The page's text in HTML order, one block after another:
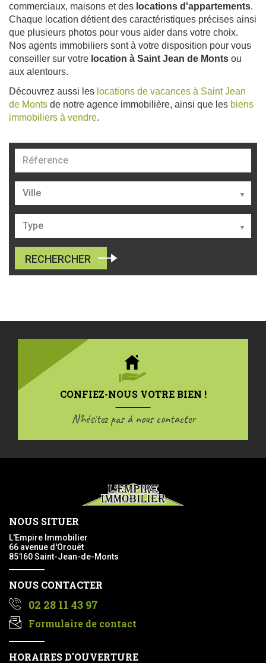
commerciaux, maisons et des locations d'appartements.
Chaque location détient des caractéristiques précises ainsi
que plusieurs photos pour vous aider dans votre choix.
Nos agents immobiliers sont à votre disposition pour vous
conseiller sur votre location à Saint Jean de Monts ou
aux alentours.
Découvrez aussi les locations de vacances à Saint Jean
de Monts de notre agence immobilière, ainsi que les biens
immobiliers à vendre.
Référence
Ville
Type
RECHERCHER
CONFIEZ-NOUS VOTRE BIEN !
N'hésitez pas à nous contacter
NOUS SITUER
L'Empire Immobilier
66 avenue d'Orouët
85160 Saint-Jean-de-Monts
NOUS CONTACTER
02 28 11 43 97
Formulaire de contact
HORAIRES D'OUVERTURE